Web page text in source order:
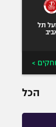
תל
>
הכל